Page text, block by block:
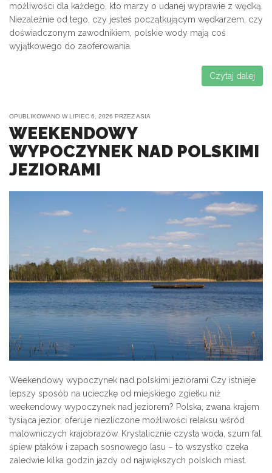
możliwości dla każdego, kto marzy o udanej wyprawie z wędką.
Niezależnie od tego, czy jesteś początkującym wędkarzem, czy
doświadczonym zawodnikiem, polskie wody mają coś
wyjątkowego do zaoferowania.
Czytaj dalej
OPUBLIKOWANO WLIPIEC 6, 2026 PRZEZASIA
WEEKENDOWY
WYPOCZYNEK NAD POLSKIMI
JEZIORAMI
Weekendowy wypoczynek nad polskimi jeziorami Czy istnieje
lepszy sposób na ucieczkę od miejskiego zgiełku niż
weekendowy wypoczynek nad jeziorem? Polska, zwana krajem
tysiąca jezior, oferuje niezliczone możliwości relaksu wśród
malowniczych krajobrazów. Krystalicznie czysta woda, szum fal,
śpiew ptaków i zapach sosnowego lasu – to wszystko czeka
zaledwie kilka godzin jazdy od największych polskich miast.